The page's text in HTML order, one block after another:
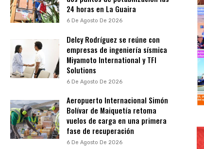
24 horas en La Guaira
6 De Agosto De 2026
Delcy Rodríguez se reúne con
empresas de ingeniería sísmica
Miyamoto International y TFI
Solutions
6 De Agosto De 2026
Aeropuerto Internacional Simón
Bolívar de Maiquetía retoma
vuelos de carga en una primera
fase de recuperación
6 De Agosto De 2026